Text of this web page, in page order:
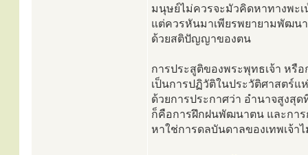
มนุษย์ไม่ควรจะมัวคิดหาทางพะเ
แต่ควรหันมาเพียรพยายามพัฒน
ด้วยสติปัญญาของตน
การประสูติของพระพุทธเจ้า หรื
เป็นการปฏิวัติในประวัติศาสตร์แ
ด้วยการประกาศว่า อำนาจสูงสุ
ก็คือการฝึกฝนพัฒนาตน และกา
หาใช่การดลบันดาลของเทพเจ้า